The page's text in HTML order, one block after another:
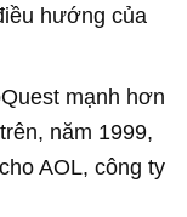
hướng của
mạnh hơn
năm 1999,
AOL, công ty